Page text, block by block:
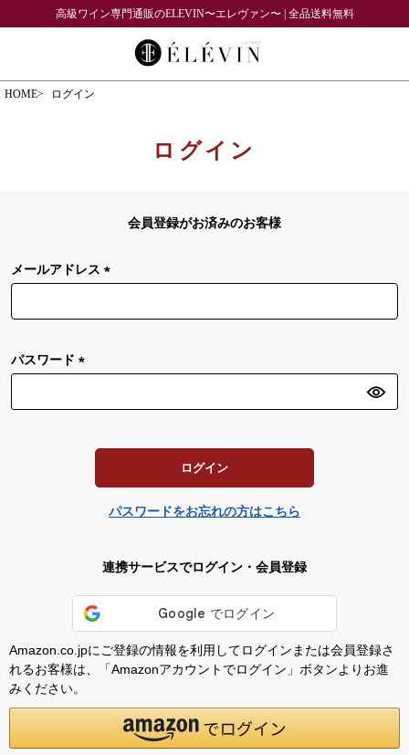
高級ワイン専門通販のELEVIN〜エレヴァン〜 | 全品送料無料
HOME ログイン
ログイン
会員登録がお済みのお客様
メールアドレス
パスワード
ログイン
パスワードをお忘れの方はこちら
連携サービスでログイン・会員登録
Amazon.co.jpにご登録の情報を利用してログインまたは会員登録さ
れるお客様は、「Amazonアカウントでログイン」ボタンよりお進
みください。